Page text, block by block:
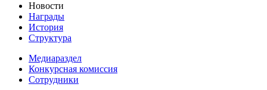
Новости
Награды
История
Структура
Медиараздел
Конкурсная комиссия
Сотрудники